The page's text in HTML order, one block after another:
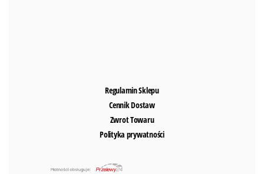
Regulamin Sklepu
Cennik Dostaw
Zwrot Towaru
Polityka prywatności